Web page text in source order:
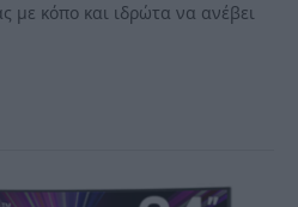
με κόπο και ιδρώτα να ανέβει